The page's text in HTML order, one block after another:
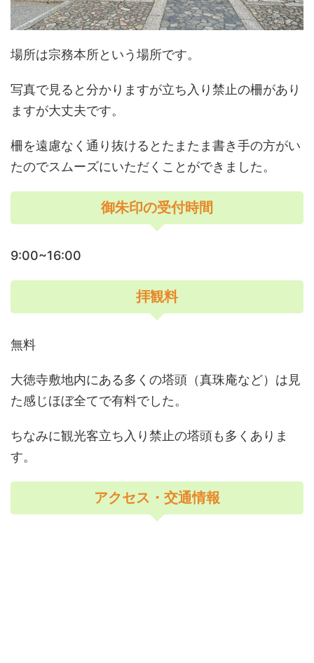
場所は宗務本所という場所です。
写真で見ると分かりますが立ち入り禁止の柵があり
ますが大丈夫です。
柵を遠慮なく通り抜けるとたまたま書き手の方がい
たのでスムーズにいただくことができました。
御朱印の受付時間
9:00~16:00
拝観料
無料
大徳寺敷地内にある多くの塔頭（真珠庵など）は見
た感じほぼ全てで有料でした。
ちなみに観光客立ち入り禁止の塔頭も多くありま
す。
アクセス・交通情報